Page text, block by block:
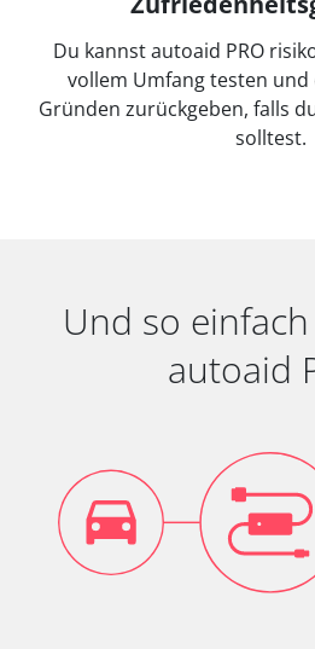
Du kannst autoaid PRO
vollem Umfang testen und
Gründen zurückgeben, falls
solltest.
Und so
autoaid